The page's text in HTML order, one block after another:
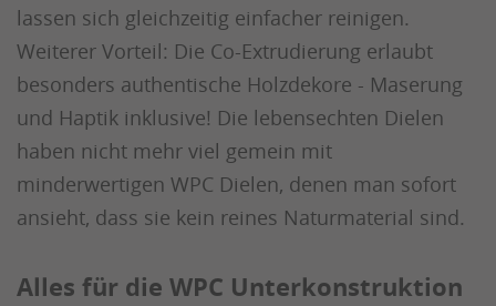
lassen sich gleichzeitig einfacher reinigen.
Weiterer Vorteil: Die Co-Extrudierung erlaubt
besonders authentische Holzdekore - Maserung
und Haptik inklusive! Die lebensechten Dielen
haben nicht mehr viel gemein mit
minderwertigen WPC Dielen, denen man sofort
ansieht, dass sie kein reines Naturmaterial sind.
Alles für die WPC Unterkonstruktion